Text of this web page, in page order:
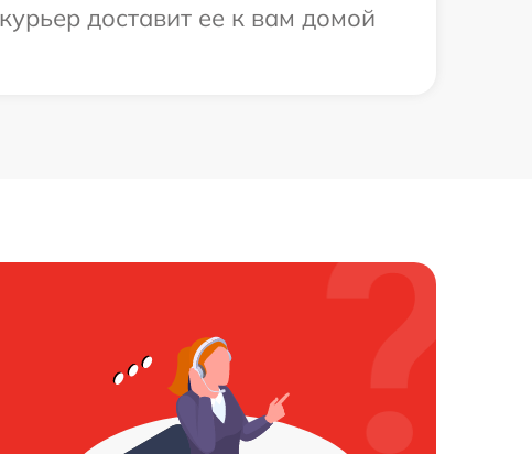
доставит ее к вам домой